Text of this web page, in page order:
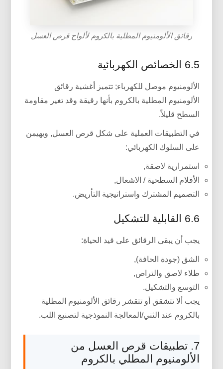
رقائق الألومنيوم المطلية بالكروم لألواح قرص العسل
6.5 الخصائص الكهربائية
الألومنيوم موصل للكهرباء; تتميز أغشية رقائق
الألومنيوم المطلية بالكروم بأنها رقيقة وقد تغير مقاومة
السطح قليلاً.
في التطبيقات العملية على شكل قرص العسل, ويهيمن
على السلوك الكهربائي:
استمرارية لاصقة,
الأفلام السطحية / الاشعال,
التصميم المشترك واستراتيجية التأريض.
6.6 القابلية للتشكيل
يجب أن يبقى الرقائق على قيد الحياة:
الشق (جودة الحافة),
طلاء لاصق والتراص,
التوسع والتشكيل.
يجب ألا تتشقق أو تتقشر رقائق الألومنيوم المطلية
بالكروم عند الثني/المعالجة النموذجية لتصنيع اللب.
7. تطبيقات قرص العسل من
الألومنيوم المطلي بالكروم